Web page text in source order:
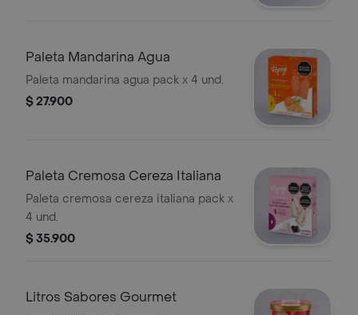
Paleta Mandarina Agua
Paleta mandarina agua pack x 4 und.
$ 27.900
Paleta Cremosa Cereza Italiana
Paleta cremosa cereza italiana pack x
4 und.
$ 35.900
Litros Sabores Gourmet